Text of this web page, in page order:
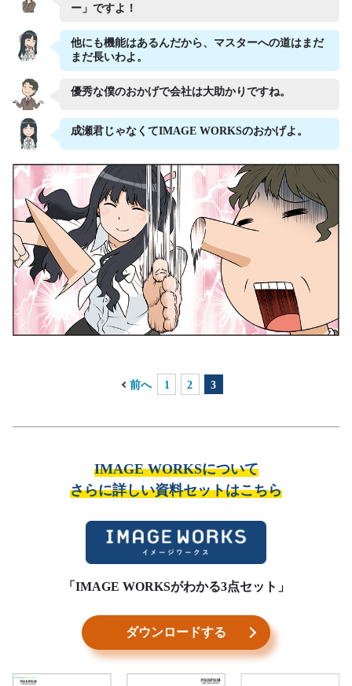
ー」ですよ！
他にも機能はあるんだから、マスターへの道はまだ
まだ長いわよ。
優秀な僕のおかげで会社は大助かりですね。
成瀬君じゃなくてIMAGE WORKSのおかげよ。
前へ 1 2 3
IMAGE WORKSについて
さらに詳しい資料セットはこちら
「IMAGE WORKSがわかる3点セット」
ダウンロードする